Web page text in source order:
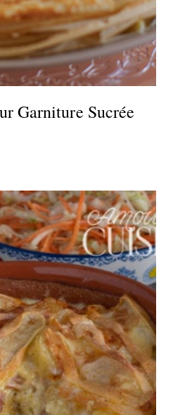
Garniture Sucrée